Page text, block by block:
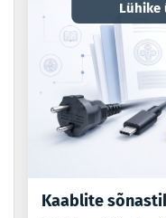
Lühike
Kaablite